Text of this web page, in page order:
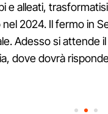
e alleati,
nel 2024. Il fermo in
Adesso si attende
dove dovrà